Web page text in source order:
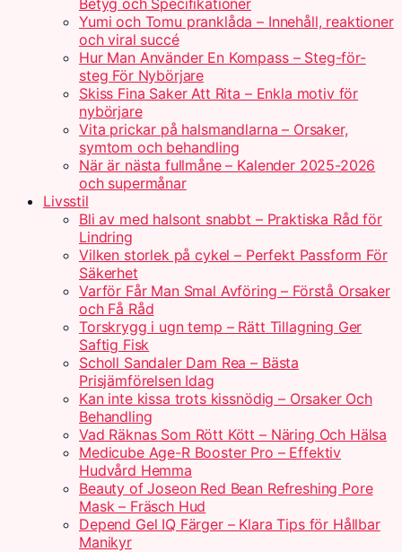
Betyg och Specifikationer
Yumi och Tomu pranklåda – Innehåll, reaktioner
och viral succé
Hur Man Använder En Kompass – Steg-för-
steg För Nybörjare
Skiss Fina Saker Att Rita – Enkla motiv för
nybörjare
Vita prickar på halsmandlarna – Orsaker,
symtom och behandling
När är nästa fullmåne – Kalender 2025-2026
och supermånar
Livsstil
Bli av med halsont snabbt – Praktiska Råd för
Lindring
Vilken storlek på cykel – Perfekt Passform För
Säkerhet
Varför Får Man Smal Avföring – Förstå Orsaker
och Få Råd
Torskrygg i ugn temp – Rätt Tillagning Ger
Saftig Fisk
Scholl Sandaler Dam Rea – Bästa
Prisjämförelsen Idag
Kan inte kissa trots kissnödig – Orsaker Och
Behandling
Vad Räknas Som Rött Kött – Näring Och Hälsa
Medicube Age-R Booster Pro – Effektiv
Hudvård Hemma
Beauty of Joseon Red Bean Refreshing Pore
Mask – Fräsch Hud
Depend Gel IQ Färger – Klara Tips för Hållbar
Manikyr